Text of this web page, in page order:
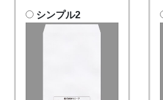
シンプル2